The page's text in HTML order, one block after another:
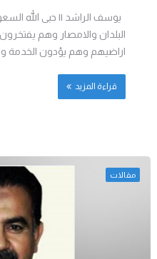
يوسف الراشد || حبى الله
البلدان والامصار وهم
اراضيهم وهم يؤدون الخدمة
قراءة المزيد
مقالات